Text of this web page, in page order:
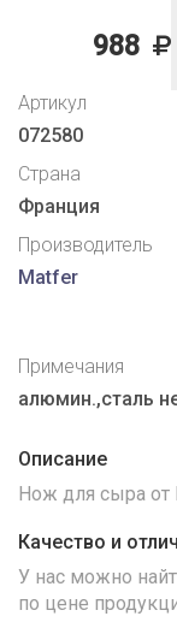
988
Артикул
072580
Страна
Франция
Производитель
Matfer
Примечания
алюмин.,сталь
Описание
Нож для сыра от
Качество и
У нас можно
по цене